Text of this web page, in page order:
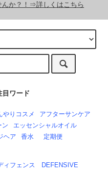
んか？！⇒詳しくはこちら
目ワード
やりコスメ
アフターサンケア
ン
エッセンシャルオイル
ヘア 香水 定期便
ィフェンス DEFENSIVE